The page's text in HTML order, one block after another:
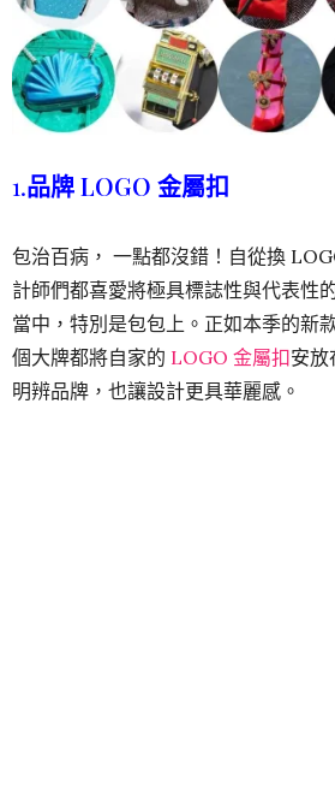
1.品牌 LOGO 金屬扣
包治百病， 一點都沒錯！自從換
計師們都喜愛將極具標誌性與代表性
當中，特別是包包上。正如本季的新
個大牌都將自家的 LOGO 金屬扣安放
明辨品牌，也讓設計更具華麗感。